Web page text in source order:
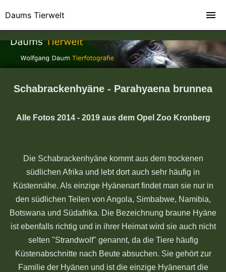
Schabrackenhyäne - Parahyaena brunnea
Alle Fotos 2014 - 2019 aus dem Opel Zoo Kronberg
Die Schabrackenhyäne kommt aus dem trockenen
südlichen Afrika und lebt dort auch sehr häufig in
Küstennähe. Als einzige Hyänenart findet man sie nur in
den südlichen Teilen von Angola, Simbabwe, Namibia,
Botswana und Südafrika. Die Bezeichnung braune Hyäne
ist ebenfalls richtig und in ihrer Heimat wird sie auch nicht
selten "Strandwolf" genannt, da die Tiere häufig
Küstenabschnitte nach Beute absuchen. Sie gehört zur
Familie der Hyänen und ist die einzige Hyänenart die
Daums Tierwelt